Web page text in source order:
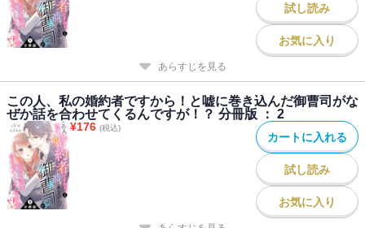
試し読み
お気に入り
あらすじを見る
この人、私の婚約者ですから！と嘘に巻き込んだ御曹司がな
ぜか話を合わせてくるんですが！？ 分冊版 ： 2
¥176 (税込)
カートに入れる
試し読み
お気に入り